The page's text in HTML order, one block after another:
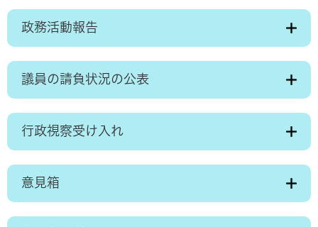
政務活動報告
議員の請負状況の公表
行政視察受け入れ
意見箱